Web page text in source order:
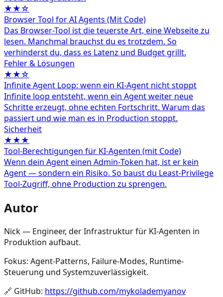
★★☆
Browser Tool for AI Agents (Mit Code)
Das Browser-Tool ist die teuerste Art, eine Webseite zu
lesen. Manchmal brauchst du es trotzdem. So
verhinderst du, dass es Latenz und Budget grillt.
Fehler & Lösungen
★★☆
Infinite Agent Loop: wenn ein KI-Agent nicht stoppt
Infinite loop entsteht, wenn ein Agent weiter neue
Schritte erzeugt, ohne echten Fortschritt. Warum das
passiert und wie man es in Production stoppt.
Sicherheit
★★★
Tool‑Berechtigungen für KI‑Agenten (mit Code)
Wenn dein Agent einen Admin‑Token hat, ist er kein
Agent — sondern ein Risiko. So baust du Least‑Privilege
Tool‑Zugriff, ohne Production zu sprengen.
Autor
Nick — Engineer, der Infrastruktur für KI-Agenten in
Produktion aufbaut.
Fokus: Agent-Patterns, Failure-Modes, Runtime-
Steuerung und Systemzuverlässigkeit.
🔗 GitHub: https://github.com/mykolademyanov